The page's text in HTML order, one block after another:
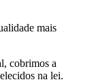
mais
cobrimos a
na lei.